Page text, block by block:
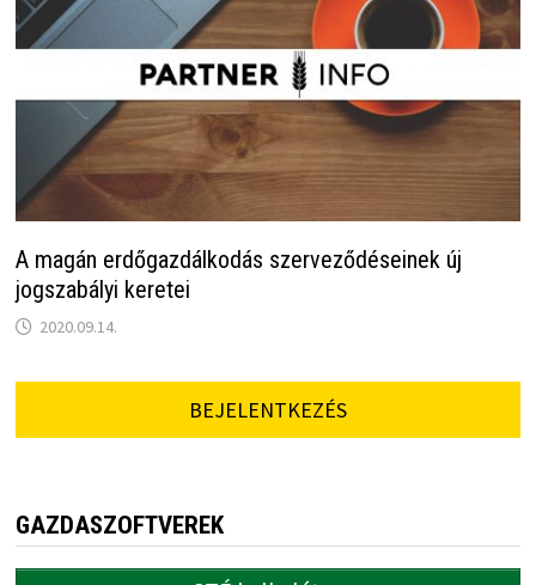
A magán erdőgazdálkodás szerveződéseinek új
jogszabályi keretei
2020.09.14.
BEJELENTKEZÉS
GAZDASZOFTVEREK